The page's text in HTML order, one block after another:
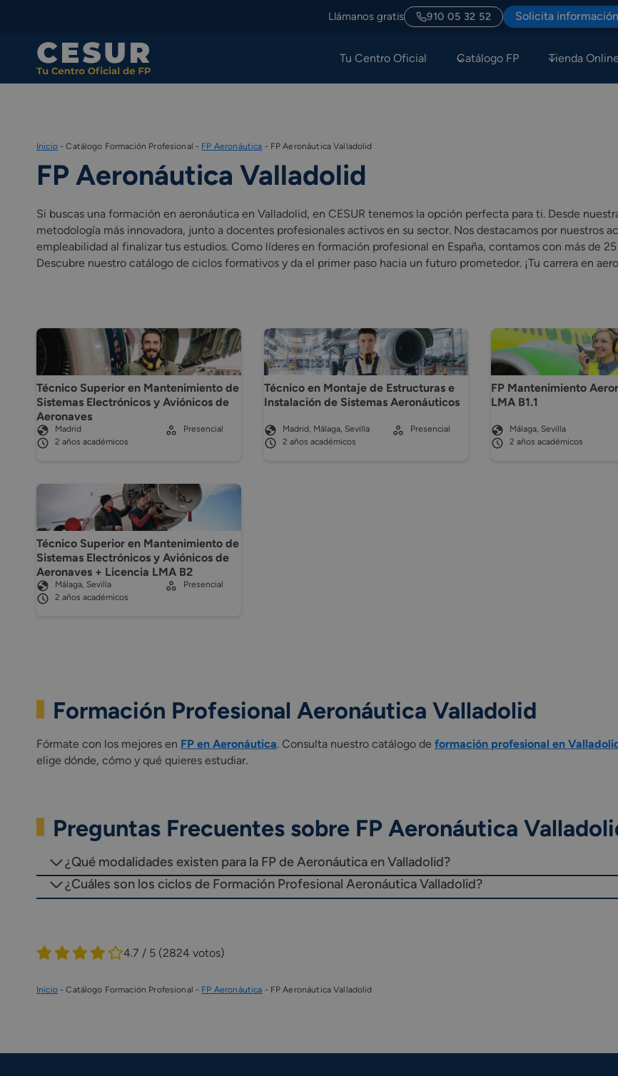
Llámanos gratis 910 05 32 52 Solicita información
Tu Centro Oficial Catálogo FP Tienda Online
Inicio-Catálogo Formación Profesional - FP Aeronáutica - FP Aeronáutica Valladolid
FP Aeronáutica Valladolid
Si buscas una formación en aeronáutica en Valladolid, en CESUR tenemos la opción perfecta para ti. Desde
metodología más innovadora, junto a docentes profesionales activos en su sector. Nos destacamos por nuestros
empleabilidad al finalizar tus estudios. Como líderes en formación profesional en España, contamos con más de
Descubre nuestro catálogo de ciclos formativos y da el primer paso hacia un futuro prometedor. ¡Tu carrera en
Técnico Superior en Mantenimiento de
Sistemas Electrónicos y Aviónicos de
Aeronaves
Madrid
2 años académicos
Presencial
Técnico en Montaje de Estructuras e
Instalación de Sistemas Aeronáuticos
Madrid, Málaga, Sevilla
2 años académicos
Presencial
FP Mantenimiento
LMA B1.1
Málaga, Sevilla
2 años académicos
Técnico Superior en Mantenimiento de
Sistemas Electrónicos y Aviónicos de
Aeronaves + Licencia LMA B2
Málaga, Sevilla
2 años académicos
Presencial
Formación Profesional Aeronáutica Valladolid
Fórmate con los mejores en FP en Aeronáutica. Consulta nuestro catálogo de formación profesional en
elige dónde, cómo y qué quieres estudiar.
Preguntas Frecuentes sobre FP Aeronáutica
¿Qué modalidades existen para la FP de Aeronáutica en Valladolid?
¿Cuáles son los ciclos de Formación Profesional Aeronáutica Valladolid?
4.7 / 5 (2824 votos)
Inicio-Catálogo Formación Profesional - FP Aeronáutica - FP Aeronáutica Valladolid